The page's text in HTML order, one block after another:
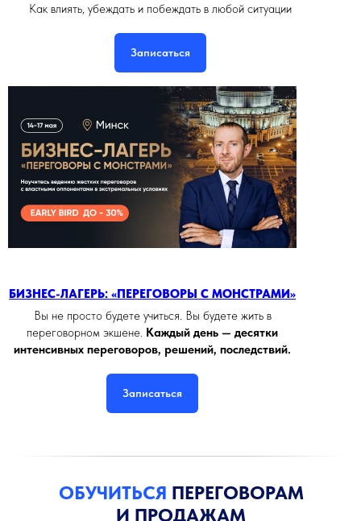
Как влиять, убеждать и побеждать в любой ситуации
Записаться
БИЗНЕС-ЛАГЕРЬ: «ПЕРЕГОВОРЫ С МОНСТРАМИ»
Вы не просто будете учиться. Вы будете жить в
переговорном экшене. Каждый день — десятки
интенсивных переговоров, решений, последствий.
Записаться
ОБУЧИТЬСЯ ПЕРЕГОВОРАМ
И ПРОДАЖАМ